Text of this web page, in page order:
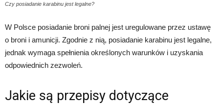
Czy posiadanie karabinu jest legalne?
W Polsce posiadanie broni palnej jest uregulowane przez ustawę
o broni i amunicji. Zgodnie z nią, posiadanie karabinu jest legalne,
jednak wymaga spełnienia określonych warunków i uzyskania
odpowiednich zezwoleń.
Jakie są przepisy dotyczące